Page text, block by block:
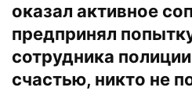
оказал активное
предпринял
сотрудника
счастью, никто не